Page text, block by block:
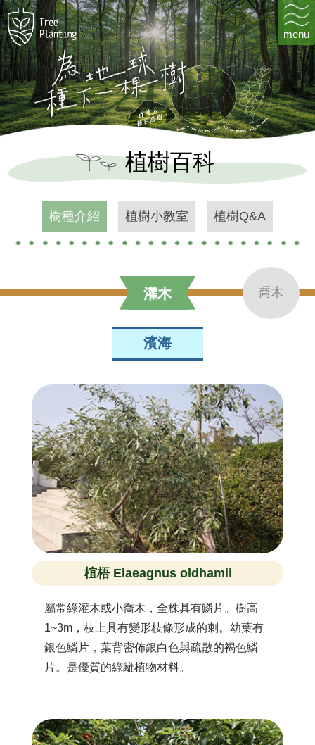
menu
植樹百科
樹種介紹 植樹小教室 植樹Q&A
喬木
灌木
濱海
椬梧 Elaeagnus oldhamii
屬常綠灌木或小喬木，全株具有鱗片。樹高
1~3m，枝上具有變形枝條形成的刺。幼葉有
銀色鱗片，葉背密佈銀白色與疏散的褐色鱗
片。是優質的綠籬植物材料。